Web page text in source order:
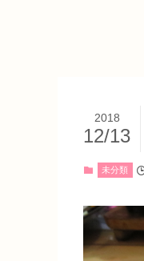
2018
12/13
未分類